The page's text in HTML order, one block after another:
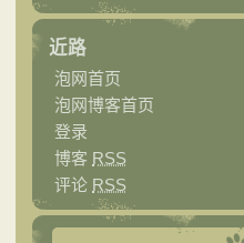
近路
泡网首页
泡网博客首页
登录
博客 RSS
评论 RSS